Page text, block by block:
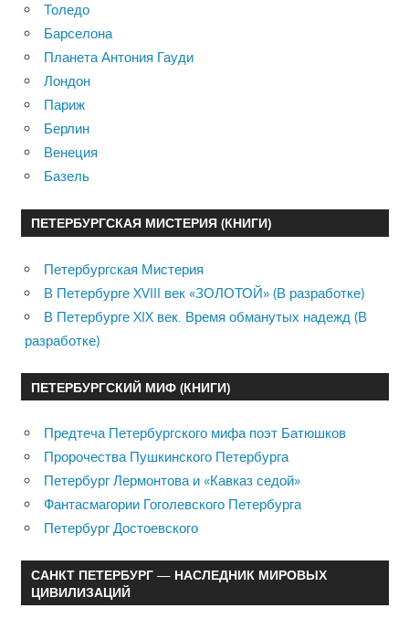
Толедо
Барселона
Планета Антония Гауди
Лондон
Париж
Берлин
Венеция
Базель
ПЕТЕРБУРГСКАЯ МИСТЕРИЯ (КНИГИ)
Петербургская Мистерия
В Петербурге XVIII век «ЗОЛОТОЙ» (В разработке)
В Петербурге XIX век. Время обманутых надежд (В
разработке)
ПЕТЕРБУРГСКИЙ МИФ (КНИГИ)
Предтеча Петербургского мифа поэт Батюшков
Пророчества Пушкинского Петербурга
Петербург Лермонтова и «Кавказ седой»
Фантасмагории Гоголевского Петербурга
Петербург Достоевского
САНКТ ПЕТЕРБУРГ — НАСЛЕДНИК МИРОВЫХ
ЦИВИЛИЗАЦИЙ